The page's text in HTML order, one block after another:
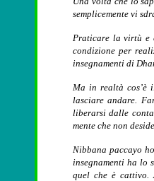
semplicemente vi
Praticare la virtù e
condizione per
insegnamenti di
Ma in realtà cos’è
lasciare andare.
liberarsi dalle
mente che non
Nibbana paccayo
insegnamenti ha lo
quel che è cattivo.